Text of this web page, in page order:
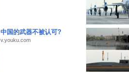
中国的武器不被认可?
v.youku.com